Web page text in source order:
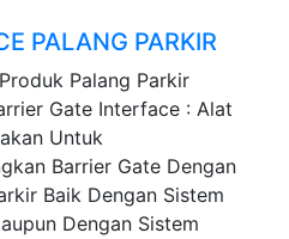
PALANG PARKIR
Palang Parkir
Gate Interface : Alat
Untuk
Barrier Gate Dengan
Baik Dengan Sistem
Dengan Sistem